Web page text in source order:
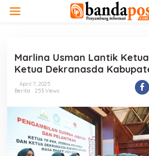
Marlina Usman Lantik
Ketua Dekranasda
April 7, 2025
Berita
253 Views